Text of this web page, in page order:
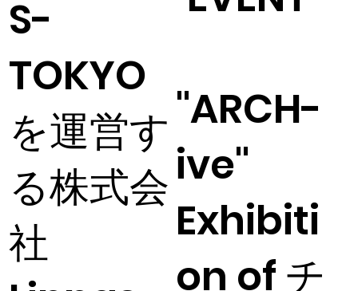
S-
TOKYO
を運営す
る株式会
社
"ARCH-
ive"
Exhibiti
on of チ